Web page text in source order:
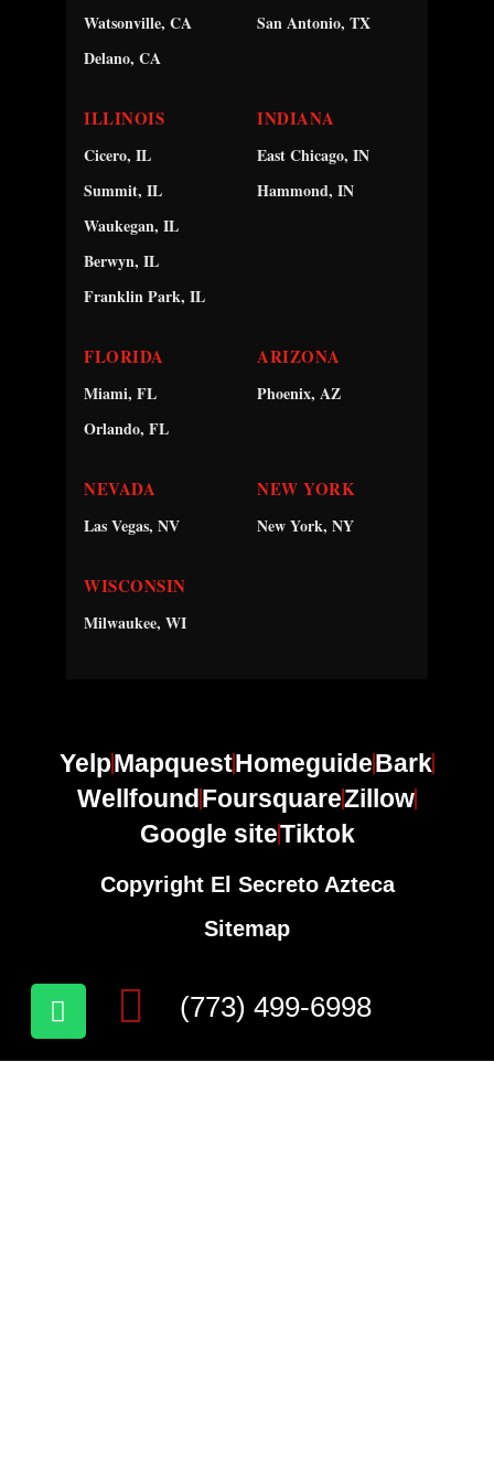
Watsonville, CA
Delano, CA
San Antonio, TX
ILLINOIS
Cicero, IL
Summit, IL
Waukegan, IL
Berwyn, IL
Franklin Park, IL
INDIANA
East Chicago, IN
Hammond, IN
FLORIDA
Miami, FL
Orlando, FL
ARIZONA
Phoenix, AZ
NEVADA
Las Vegas, NV
NEW YORK
New York, NY
WISCONSIN
Milwaukee, WI
YelpMapquestHomeguideBark
Wellfound FoursquareZillow
Google siteTiktok
Copyright El Secreto Azteca
Sitemap
(773) 499-6998